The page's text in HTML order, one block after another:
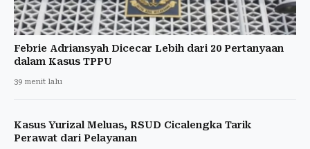
Febrie Adriansyah Dicecar Lebih dari 20 Pertanyaan
dalam Kasus TPPU
39 menit lalu
Kasus Yurizal Meluas, RSUD Cicalengka Tarik
Perawat dari Pelayanan